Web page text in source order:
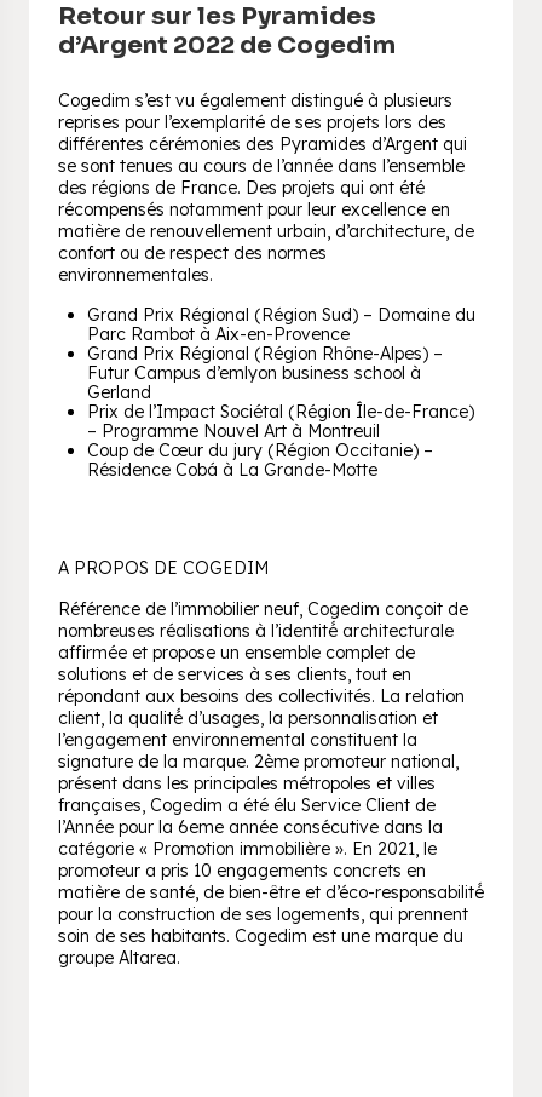
Retour sur les Pyramides
d’Argent 2022 de Cogedim
Cogedim s’est vu également distingué à plusieurs
reprises pour l’exemplarité de ses projets lors des
différentes cérémonies des Pyramides d’Argent qui
se sont tenues au cours de l’année dans l’ensemble
des régions de France. Des projets qui ont été
récompensés notamment pour leur excellence en
matière de renouvellement urbain, d’architecture, de
confort ou de respect des normes
environnementales.
Grand Prix Régional (Région Sud) – Domaine du
Parc Rambot à Aix-en-Provence
Grand Prix Régional (Région Rhône-Alpes) –
Futur Campus d’emlyon business school à
Gerland
Prix de l’Impact Sociétal (Région Île-de-France)
– Programme Nouvel Art à Montreuil
Coup de Cœur du jury (Région Occitanie) –
Résidence Cobá à La Grande-Motte
A PROPOS DE COGEDIM
Référence de l’immobilier neuf, Cogedim conçoit de
nombreuses réalisations à l’identité́ architecturale
affirmée et propose un ensemble complet de
solutions et de services à ses clients, tout en
répondant aux besoins des collectivités. La relation
client, la qualité́ d’usages, la personnalisation et
l’engagement environnemental constituent la
signature de la marque. 2ème promoteur national,
présent dans les principales métropoles et villes
françaises, Cogedim a été élu Service Client de
l’Année pour la 6eme année consécutive dans la
catégorie « Promotion immobilière ». En 2021, le
promoteur a pris 10 engagements concrets en
matière de santé, de bien-être et d’éco-responsabilité́
pour la construction de ses logements, qui prennent
soin de ses habitants. Cogedim est une marque du
groupe Altarea.